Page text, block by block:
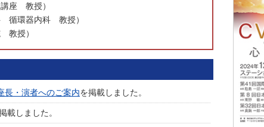
座 教授）
循環器内科 教授）
教授）
長・演者へのご案内を掲載しました。
載しました。